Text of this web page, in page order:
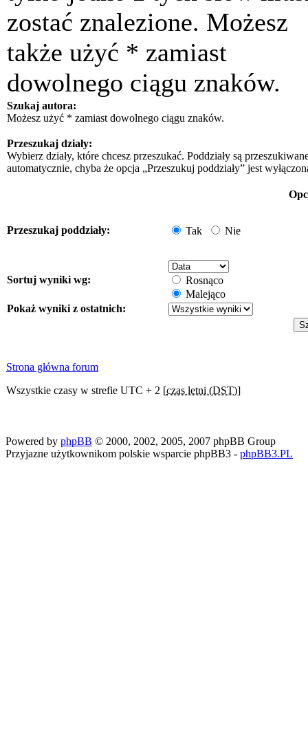
zostać znalezione. Możesz
także użyć * zamiast
dowolnego ciągu znaków.
Szukaj autora:
Możesz użyć * zamiast dowolnego ciągu znaków.
Przeszukaj działy:
Wybierz działy, które chcesz przeszukać. Poddziały są
automatycznie, chyba że opcja „Przeszukuj poddziały” jest
Przeszukaj poddziały: Tak Nie
Sortuj wyniki wg:
Rosnąco
Malejąco
Pokaż wyniki z ostatnich:
Strona główna forum
Wszystkie czasy w strefie UTC + 2 [czas letni (DST)]
Powered by phpBB © 2000, 2002, 2005, 2007 phpBB Group
Przyjazne użytkownikom polskie wsparcie phpBB3 - phpBB3.PL